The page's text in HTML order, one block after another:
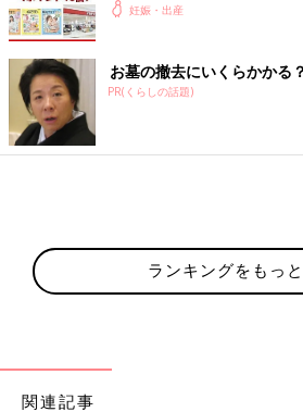
妊娠・出産
お墓の撤去にいくらかかる
PR(くらしの話題)
ランキングをもっ
関連記事